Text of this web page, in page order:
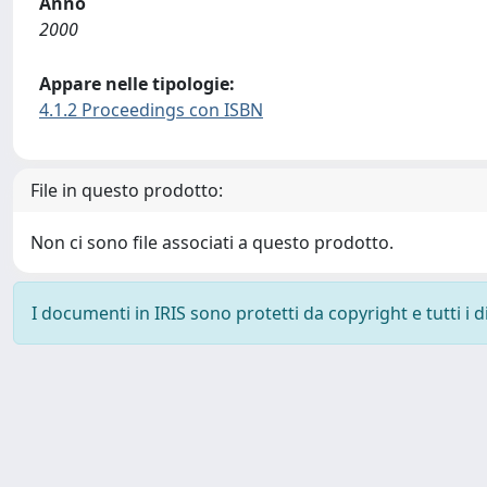
2000
Appare nelle tipologie:
4.1.2 Proceedings con ISBN
File in questo prodotto:
Non ci sono file associati a questo prodotto.
I documenti in IRIS sono protetti da copyright e tutti i